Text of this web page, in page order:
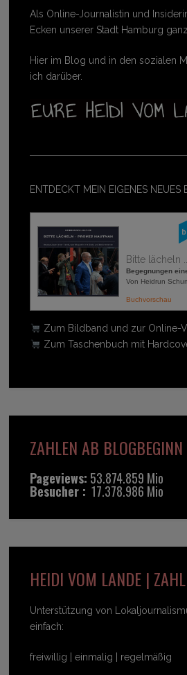
Als Online-Journalistin und
Ecken unserer Stadt Hamburg
Hier im Blog und in den sozialen
ich darüber.
ENTDECKT MEIN EIGENES NEUES
Bitte lächeln
Begegnungen
Von Heidrun
Buchvorschau
Zum Bildband und zur Online-
Zum Taschenbuch mit
ZAHLEN AB
Pageviews: 53.874.859 Mio
Besucher : 17.378.986 Mio
HEIDI VOM LANDE |
Unterstützung von
einfach:
freiwillig | einmalig | regelmäßig